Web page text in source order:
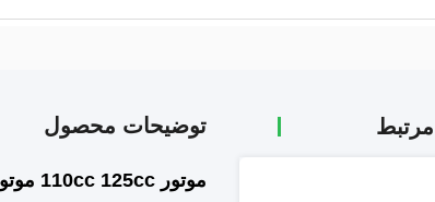
توضیحات محصول
موتور 110cc 125cc موتور سیکلت دوچرخه میمون با شاخ